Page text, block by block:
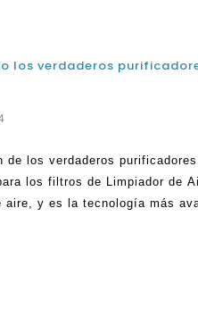
de los verdaderos
los filtros de Limpiador de
aire, y es la tecnología más
el aire de una manera